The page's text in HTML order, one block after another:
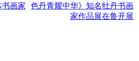
书画家
色丹青耀中华》知名牡丹书画
家作品展在鲁开展